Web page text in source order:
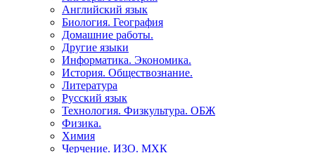
Английский язык
Биология. География
Домашние работы.
Другие языки
Информатика. Экономика.
История. Обществознание.
Литература
Русский язык
Технология. Физкультура. ОБЖ
Физика.
Химия
Черчение. ИЗО. МХК